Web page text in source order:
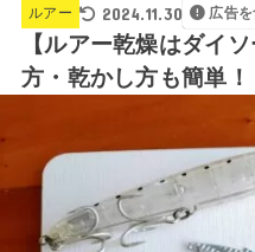
ルアー 2024.11.30 広告
【ルアー乾燥はダイ
方・乾かし方も簡単！